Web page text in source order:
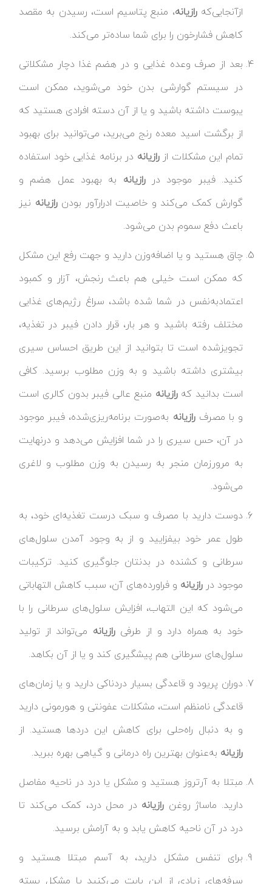
ازآنجایی‌کهرازیانه، منبع پتاسیم است، رسیدن به مقصد
کاهش فشارخون را برای شما ساده‌تر می‌کند.
بعد از صرف وعده غذایی و در هضم غذا دچار مشکلاتی
در سیستم گوارشی بدن خود می‌شوید، ممکن است
یبوست داشته باشید و یا از آن دسته افرادی هستید که
از برگشت اسید معده رنج می‌برید، می‌توانید برای بهبود
تمام این مشکلات ازرازیانه در برنامه غذایی خود استفاده
کنید. فیبر موجود دررازیانه به بهبود عمل هضم و
گوارش کمک می‌کند و خاصیت ادرارآور بودنرازیانه نیز
باعث دفع سموم بدن می‌شود.
چاق هستید و یا اضافه‌وزن دارید و جهت رفع این مشکل
که ممکن است خیلی هم باعث رنجش، آزار و کمبود
اعتمادبه‌نفس در شما شده باشد، سراغ رژیم‌های غذایی
مختلف رفته باشید و هر بار، قرار دادن فیبر در تغذیه،
تجویزشده است تا بتوانید از این طریق احساس سیری
بیشتری داشته باشید و به وزن مطلوب برسید. کافی
است بدانید کهرازیانه منبع عالی فیبر بدون کالری است
و با مصرفرازیانه به‌صورت برنامه‌ریزی‌شده، فیبر موجود
در آن، حس سیری را در شما افزایش می‌دهد و درنهایت
به مرورزمان منجر به رسیدن به وزن مطلوب و لاغری
می‌شود.
دوست دارید با مصرف و سبک درست تغذیه‌ای خود، به
طول عمر خود بیفزایید و از به وجود آمدن سلول‌های
سرطانی و کشنده در بدنتان جلوگیری کنید. ترکیبات
موجود در رازیانه و فراورده‌های آن، سبب کاهش التهاباتی
می‌شود که این التهاب، افزایش سلول‌های سرطانی را با
خود به همراه دارد و از طرفیرازیانه می‌تواند از تولید
سلول‌های سرطانی هم پیشگیری کند و یا از آن بکاهد.
دوران پریود و قاعدگی بسیار دردناکی دارید و یا زمان‌های
قاعدگی نامنظم است، مشکلات عفونتی و هورمونی دارید
و به دنبال راه‌حلی برای کاهش این دردها هستید. از
رازیانه به‌عنوان بهترین راه درمانی و گیاهی بهره ببرید.
مبتلا به آرتروز هستید و مشکل یا درد در ناحیه مفاصل
دارید. ماساژ روغن رازیانه در محل درد، کمک می‌کند تا
درد در آن ناحیه کاهش یابد و به آرامش برسید.
برای تنفس مشکل دارید، به آسم مبتلا هستید و
سرفه‌های زیادی از این بابت می‌کنید یا مشکل بسته